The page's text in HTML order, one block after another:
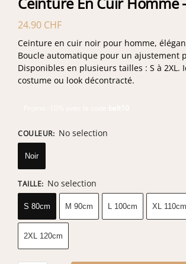
24.90 CHF
Ceinture en cuir noir pour homme,
Boucle automatique pour un ajustement
Disponibles en plusieurs tailles : S à 2XL.
costume ou look décontracté.
COULEUR: No selection
Noir
TAILLE: No selection
S 80cm M 90cm L 100cm XL 110cm
2XL 120cm